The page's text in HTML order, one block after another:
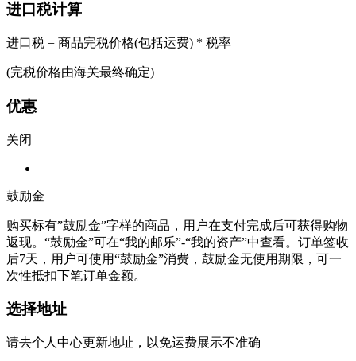
进口税计算
进口税 = 商品完税价格(包括运费) * 税率
(完税价格由海关最终确定)
优惠
关闭
鼓励金
购买标有”鼓励金”字样的商品，用户在支付完成后可获得购物
返现。“鼓励金”可在“我的邮乐”-“我的资产”中查看。订单签收
后7天，用户可使用“鼓励金”消费，鼓励金无使用期限，可一
次性抵扣下笔订单金额。
选择地址
请去个人中心更新地址，以免运费展示不准确